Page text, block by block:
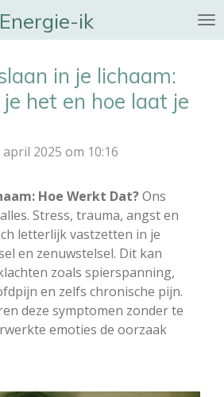
Energie-ik
in je lichaam:
het en hoe laat je
2025 om 10:16
Hoe Werkt Dat?Ons
Stress, trauma, angst en
letterlijk vastzetten in je
en zenuwstelsel. Dit kan
zoals spierspanning,
en zelfs chronische pijn.
deze symptomen zonder te
emoties de oorzaak